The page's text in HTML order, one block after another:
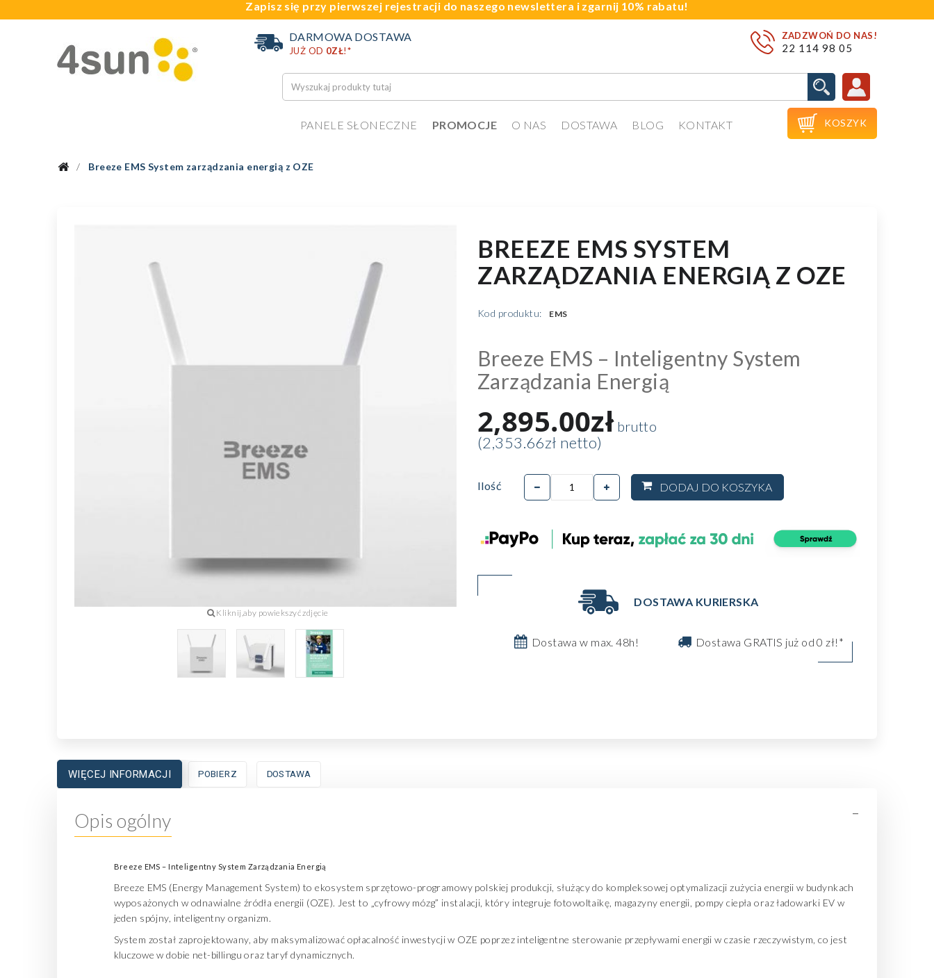
Zapisz się przy pierwszej rejestracji do naszego newslettera i zgarnij 10% rabatu!
ZADZWOŃ DO NAS!
22 114 98 05
DARMOWA DOSTAWA
JUŻ OD 0ZŁ!*
PANELE SŁONECZNE PROMOCJE O NAS DOSTAWA BLOG KONTAKT  KOSZYK
Breeze EMS System zarządzania energią z OZE
BREEZE EMS SYSTEM
ZARZĄDZANIA ENERGIĄ Z OZE
Kod produktu: EMS
Breeze EMS – Inteligentny System
Zarządzania Energią
2,895.00złbrutto
(2,353.66zł netto)
Ilość DODAJ DO KOSZYKA
DOSTAWA KURIERSKA
Dostawa w max. 48h! Dostawa GRATIS już od 0 zł!*
WIĘCEJ INFORMACJI POBIERZ DOSTAWA
Opis ogólny -
Breeze EMS – Inteligentny System Zarządzania Energią
Breeze EMS (Energy Management System) to ekosystem sprzętowo-programowy polskiej produkcji, służący do kompleksowej optymalizacji zużycia energii w budynkach
wyposażonych w odnawialne źródła energii (OZE). Jest to „cyfrowy mózg” instalacji, który integruje fotowoltaikę, magazyny energii, pompy ciepła oraz ładowarki EV w
jeden spójny, inteligentny organizm.
System został zaprojektowany, aby maksymalizować opłacalność inwestycji w OZE poprzez inteligentne sterowanie przepływami energii w czasie rzeczywistym, co jest
kluczowe w dobie net-billingu oraz taryf dynamicznych.